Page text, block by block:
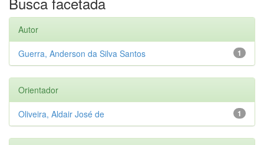
Autor
1
Guerra, Anderson da Silva Santos
Orientador
1
Oliveira, Aldair José de